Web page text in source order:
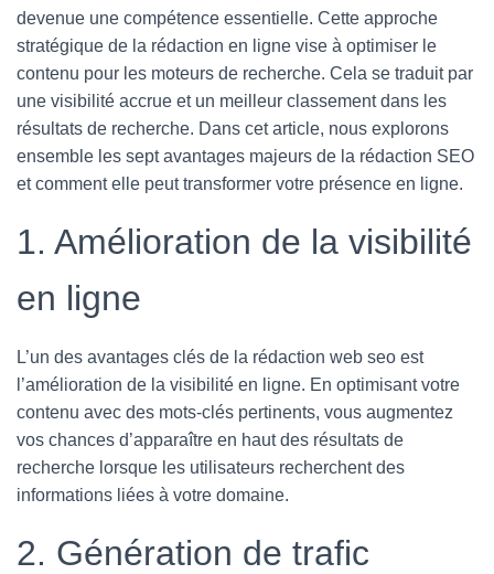
A
devenue une compétence essentielle. Cette approche
stratégique de la rédaction en ligne vise à optimiser le
contenu pour les moteurs de recherche. Cela se traduit par
une visibilité accrue et un meilleur classement dans les
résultats de recherche. Dans cet article, nous explorons
ensemble les sept avantages majeurs de la rédaction SEO
et comment elle peut transformer votre présence en ligne.
1. Amélioration de la visibilité
en ligne
L’un des avantages clés de la rédaction web seo est
l’amélioration de la visibilité en ligne. En optimisant votre
contenu avec des mots-clés pertinents, vous augmentez
vos chances d’apparaître en haut des résultats de
recherche lorsque les utilisateurs recherchent des
informations liées à votre domaine.
2. Génération de trafic